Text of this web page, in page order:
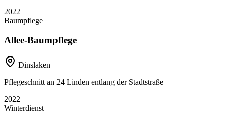
2022
Baumpflege
Allee-Baumpflege
Dinslaken
Pflegeschnitt an 24 Linden entlang der Stadtstraße
2022
Winterdienst